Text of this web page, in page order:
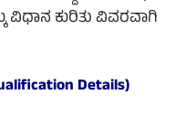
ಕುರಿತು ವಿವರವಾಗಿ
Details)